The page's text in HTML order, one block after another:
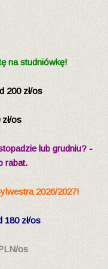
na studniówkę!
200 zł/os
os
lub grudniu? -
rabat.
2026/2027!
180 zł/os
os